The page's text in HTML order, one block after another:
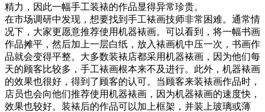
精力，因此一幅手工装裱的作品显得异常珍贵。
在市场调研中发现，想要找到手工裱画技师非常困难。通常情
况下，大家更愿意推荐使用机器裱画。可以看到，将一幅书画
作品摊平，然后加上一层白纸，放入裱画机中压一次，书画作
品就会变得平整。大多数装裱店都采用机器裱画，因为他们每
天的顾客比较多，手工裱画根本来不及进行。此外，机器裱画
的效果也很好，得到了顾客的认可。当顾客来装裱画作品时，
店员也会向他们推荐使用机器裱画，因为机器裱画的速度快，
效果也较好。装裱后的作品可以加上框架，并装上玻璃或薄